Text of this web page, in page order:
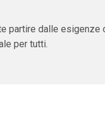
partire dalle esigenze
per tutti.